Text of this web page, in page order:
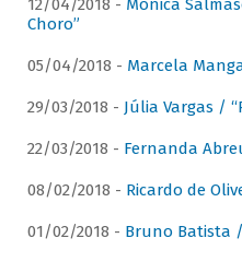
12/04/2018 - Mônica
Choro”
05/04/2018 - Marcela
29/03/2018 - Júlia Vargas /
22/03/2018 - Fernanda
08/02/2018 - Ricardo de
01/02/2018 - Bruno Batista /